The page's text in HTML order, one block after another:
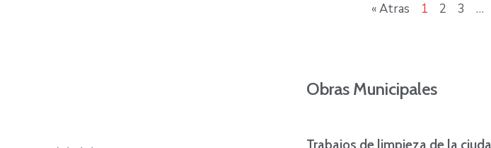
« Atras
1 2 3 …
Obras Municipales